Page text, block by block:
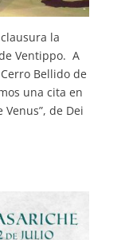
la
Ventippo. A
Bellido de
una cita en
de Dei